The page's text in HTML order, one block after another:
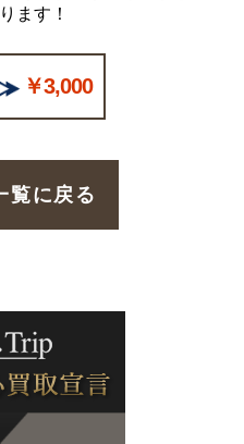
ます！
￥3,000
覧に戻る